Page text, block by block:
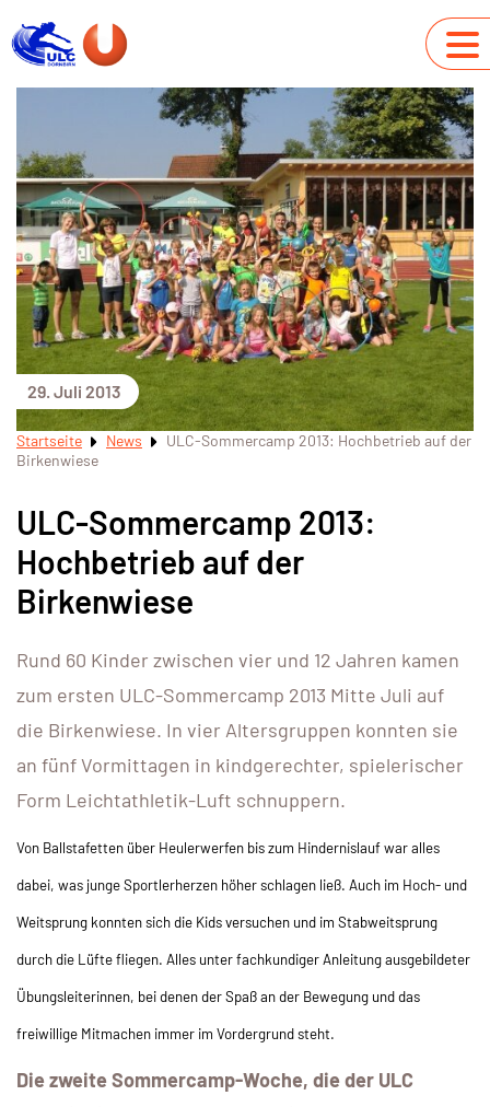
29. Juli 2013
Startseite News
ULC-Sommercamp 2013: Hochbetrieb auf der
Birkenwiese
ULC-Sommercamp 2013:
Hochbetrieb auf der
Birkenwiese
Rund 60 Kinder zwischen vier und 12 Jahren kamen
zum ersten ULC-Sommercamp 2013 Mitte Juli auf
die Birkenwiese. In vier Altersgruppen konnten sie
an fünf Vormittagen in kindgerechter, spielerischer
Form Leichtathletik-Luft schnuppern.
Von Ballstafetten über Heulerwerfen bis zum Hindernislauf war alles
dabei, was junge Sportlerherzen höher schlagen ließ. Auch im Hoch- und
Weitsprung konnten sich die Kids versuchen und im Stabweitsprung
durch die Lüfte fliegen. Alles unter fachkundiger Anleitung ausgebildeter
Übungsleiterinnen, bei denen der Spaß an der Bewegung und das
freiwillige Mitmachen immer im Vordergrund steht.
Die zweite Sommercamp-Woche, die der ULC